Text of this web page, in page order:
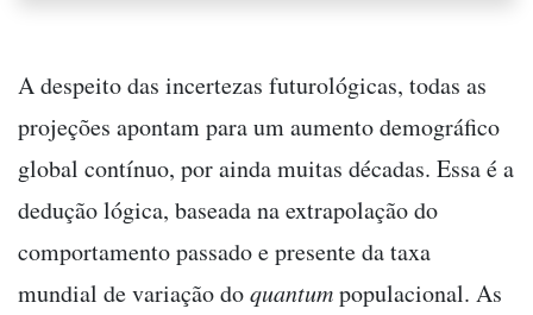
A despeito das incertezas futurológicas, todas as
projeções apontam para um aumento demográfico
global contínuo, por ainda muitas décadas. Essa é a
dedução lógica, baseada na extrapolação do
comportamento passado e presente da taxa
mundial de variação doquantumpopulacional. As